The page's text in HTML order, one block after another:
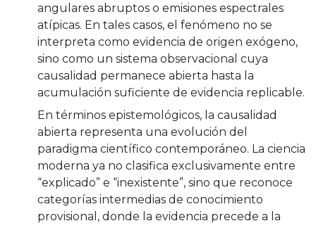
angulares abruptos o emisiones espectrales
atípicas. En tales casos, el fenómeno no se
interpreta como evidencia de origen exógeno,
sino como un sistema observacional cuya
causalidad permanece abierta hasta la
acumulación suficiente de evidencia replicable.
En términos epistemológicos, la causalidad
abierta representa una evolución del
paradigma científico contemporáneo. La ciencia
moderna ya no clasifica exclusivamente entre
“explicado” e “inexistente”, sino que reconoce
categorías intermedias de conocimiento
provisional, donde la evidencia precede a la